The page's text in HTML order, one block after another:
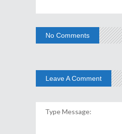
No Comments
Leave A Comment